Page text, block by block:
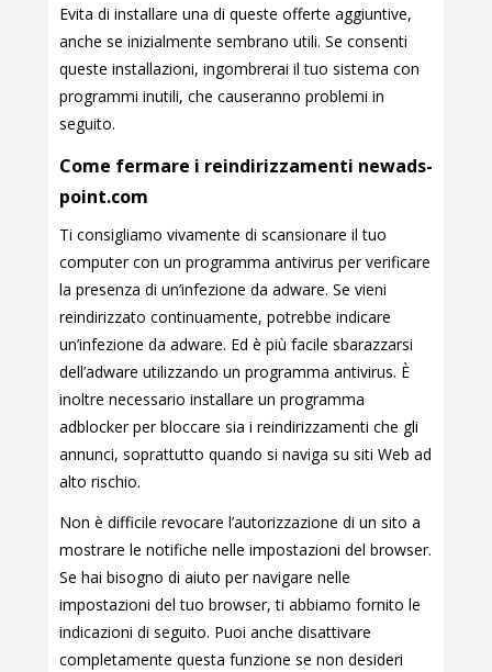
Evita di installare una di queste offerte aggiuntive,
anche se inizialmente sembrano utili. Se consenti
queste installazioni, ingombrerai il tuo sistema con
programmi inutili, che causeranno problemi in
seguito.
Come fermare i reindirizzamenti newads-
point.com
Ti consigliamo vivamente di scansionare il tuo
computer con un programma antivirus per verificare
la presenza di un’infezione da adware. Se vieni
reindirizzato continuamente, potrebbe indicare
un’infezione da adware. Ed è più facile sbarazzarsi
dell’adware utilizzando un programma antivirus. È
inoltre necessario installare un programma
adblocker per bloccare sia i reindirizzamenti che gli
annunci, soprattutto quando si naviga su siti Web ad
alto rischio.
Non è difficile revocare l’autorizzazione di un sito a
mostrare le notifiche nelle impostazioni del browser.
Se hai bisogno di aiuto per navigare nelle
impostazioni del tuo browser, ti abbiamo fornito le
indicazioni di seguito. Puoi anche disattivare
completamente questa funzione se non desideri